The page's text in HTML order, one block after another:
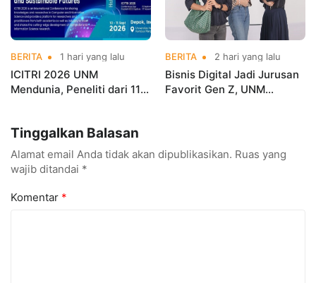
BERITA 1 hari yang lalu
ICITRI 2026 UNM
Mendunia, Peneliti dari 11
BERITA 2 hari yang lalu
Bisnis Digital Jadi Jurusan
Favorit Gen Z, UNM
Tinggalkan Balasan
Alamat email Anda tidak akan dipublikasikan. Ruas yang
wajib ditandai *
Komentar *